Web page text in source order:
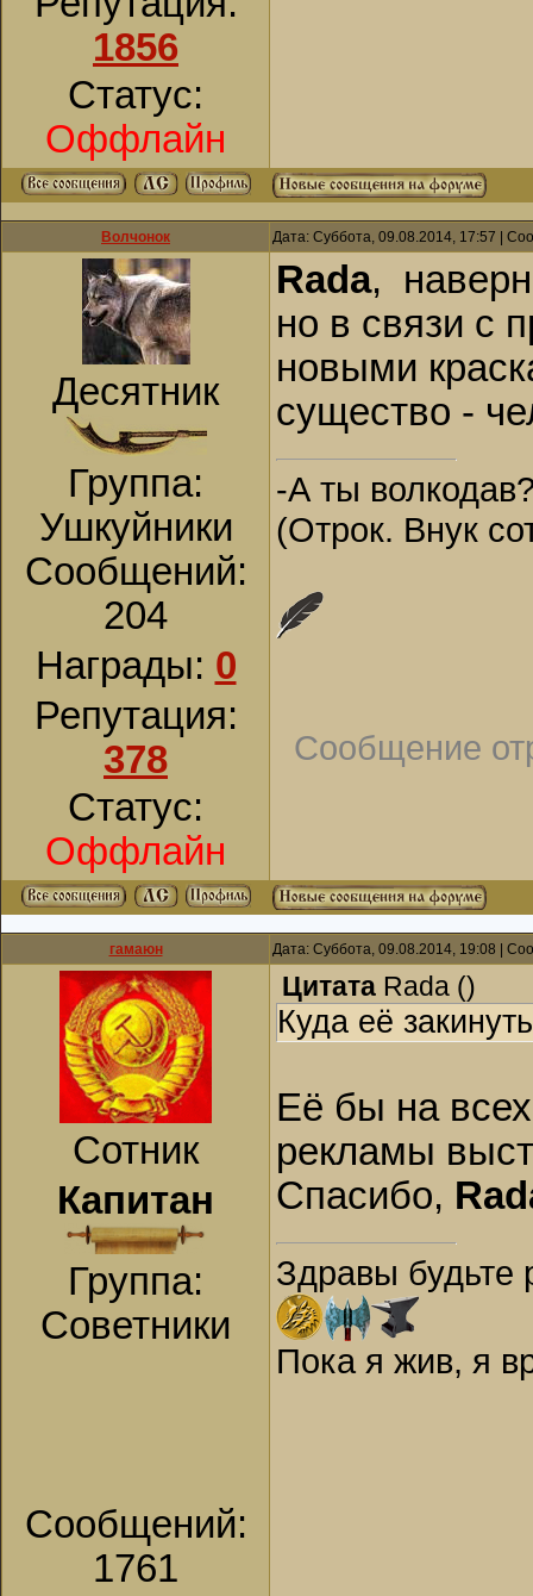
1856
Статус:
Оффлайн
Волчонок Дата: Суббота, 09.08.2014, 17:57 |
Десятник
Группа:
Ушкуйники
Сообщений:
204
Награды: 0
Репутация:
378
Статус:
Оффлайн
Rada,
но в связи с
новыми
существо -
-А ты
(Отрок. Внук
Сообщение
гамаюн Дата: Суббота, 09.08.2014, 19:08 |
Сотник
Капитан
Группа:
Советники
Сообщений:
1761
Цитата Rada ()
Куда её
Её бы на
рекламы
Спасибо,
Здравы будьте
Пока я жив, я